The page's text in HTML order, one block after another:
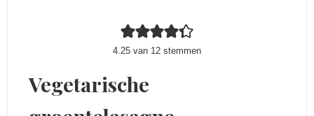
4.25 van 12 stemmen
Vegetarische